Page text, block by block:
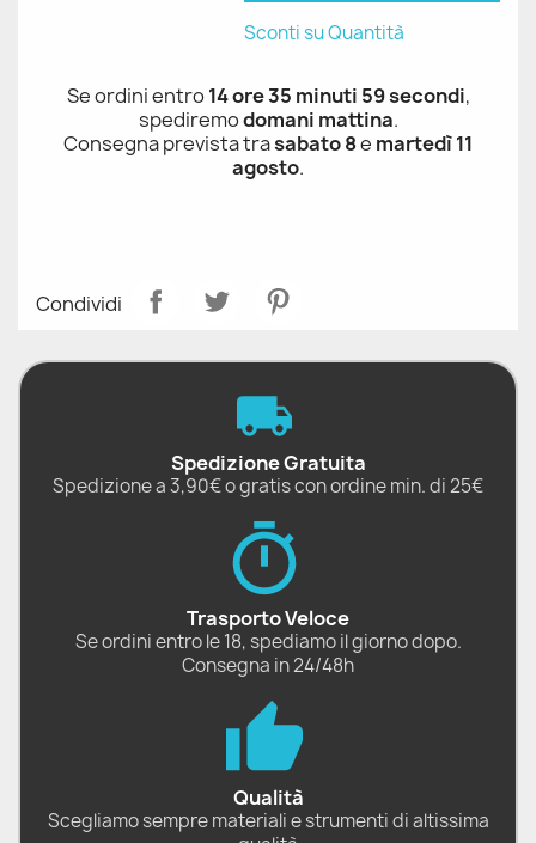
Sconti su Quantità
Se ordini entro14 ore 35 minuti 59 secondi,
spediremodomani mattina.
Consegna prevista trasabato 8e martedì 11
agosto.
Condividi
Spedizione Gratuita
Spedizione a 3,90€ o gratis con ordine min. di 25€
Trasporto Veloce
Se ordini entro le 18, spediamo il giorno dopo.
Consegna in 24/48h
Qualità
Scegliamo sempre materiali e strumenti di altissima